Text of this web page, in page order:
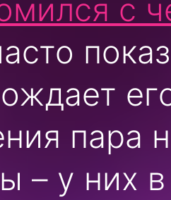
с
пара
– у них